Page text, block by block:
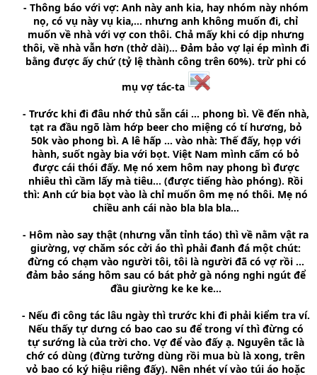
- Thông báo với vợ: Anh này anh kia, hay nhóm này nhóm
nọ, có vụ này vụ kia,... nhưng anh không muốn đi, chỉ
muốn về nhà với vợ con thôi. Chả mấy khi có dịp nhưng
thôi, về nhà vẫn hơn (thở dài)... Đảm bảo vợ lại ép mình đi
bằng được ấy chứ (tỷ lệ thành công trên 60%). trừ phi có
mụ vợ tác-ta
- Trước khi đi đâu nhớ thủ sẵn cái ... phong bì. Về đến nhà,
tạt ra đầu ngõ làm hớp beer cho miệng có tí hương, bỏ
50k vào phong bì. A lê hấp ... vào nhà: Thế đấy, họp với
hành, suốt ngày bia với bọt. Việt Nam mình cấm có bỏ
được cái thói đấy. Mẹ nó xem hôm nay phong bì được
nhiêu thì cầm lấy mà tiêu... (được tiếng hào phóng). Rồi
thì: Anh cứ bia bọt vào là chỉ muốn ôm mẹ nó thôi. Mẹ nó
chiều anh cái nào bla bla bla...
- Hôm nào say thật (nhưng vẫn tỉnh táo) thì về nằm vật ra
giường, vợ chăm sóc cởi áo thì phải đanh đá một chút:
đừng có chạm vào người tôi, tôi là người đã có vợ rồi ...
đảm bảo sáng hôm sau có bát phở gà nóng nghi ngút để
đầu giường ke ke ke...
- Nếu đi công tác lâu ngày thì trước khi đi phải kiểm tra ví.
Nếu thấy tự dưng có bao cao su để trong ví thì đừng có
tự sướng là của trời cho. Vợ để vào đấy ạ. Nguyên tắc là
chớ có dùng (đừng tưởng dùng rồi mua bù là xong, trên
vỏ bao có ký hiệu riêng đấy). Nên nhét ví vào túi áo hoặc